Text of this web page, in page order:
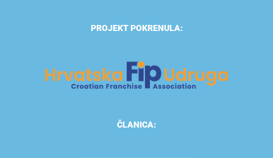
PROJEKT POKRENULA:
ČLANICA: